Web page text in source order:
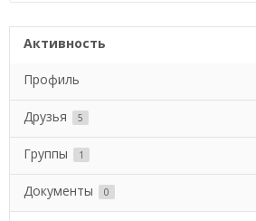
Активность
Профиль
Друзья 5
Группы 1
Документы 0